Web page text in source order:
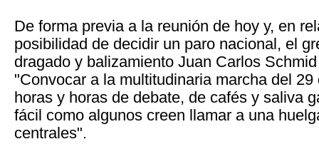
De forma previa a la reunión de hoy y, en
posibilidad de decidir un paro nacional, el
dragado y balizamiento Juan Carlos
"Convocar a la multitudinaria marcha del
horas y horas de debate, de cafés y saliva
fácil como algunos creen llamar a una
centrales".